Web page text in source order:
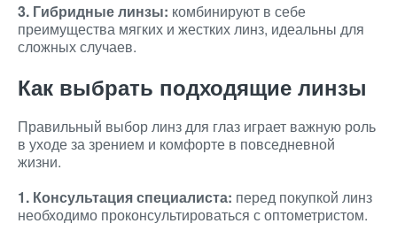
3. Гибридные линзы: комбинируют в себе
преимущества мягких и жестких линз, идеальны для
сложных случаев.
Как выбрать подходящие линзы
Правильный выбор линз для глаз играет важную роль
в уходе за зрением и комфорте в повседневной
жизни.
1. Консультация специалиста: перед покупкой линз
необходимо проконсультироваться с оптометристом.